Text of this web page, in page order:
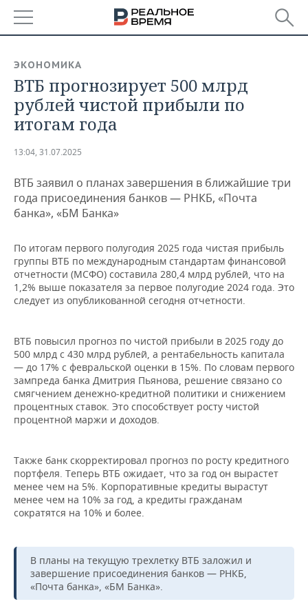
БАШКОРТОСТАН
ТАТАРСТАН
НОВОСТИ
АНАЛИТИКА
ДЕКЛАРАЦИИ О ДОХОДАХ
КОРОЛИ ГОСЗАКАЗА ПФО
КОМУ ПРИНАДЛЕЖАТ
ТОРГОВЫЕ ЦЕНТРЫ
ТАТАРСТАНА
НОВОСТИ ЭКОНОМИКИ
ФИНАНСЫ
БЮДЖЕТ
ИНВЕСТИЦИИ
ПРОМЫШЛЕННОСТЬ
НОВОСТИ
ПРОМЫШЛЕННОСТИ
АГРОПРОМ
МАШИНОСТРОЕНИЕ
НЕФТЬ
ОПК
ЭНЕРГЕТИКА
НЕДВИЖИМОСТЬ
НОВОСТИ АВТО
БИЗНЕС
НОВОСТИ БИЗНЕСА
РОЗНИЧНАЯ ТОРГОВЛЯ
ТРАНСПОРТ
УСЛУГИ
ТЕХНОЛОГИИ
НОВОСТИ ТЕХНОЛОГИЙ
IT
МЕДИА
ТЕЛЕКОММУНИКАЦИИ
МЕРОПРИЯТИЯ
НОВОСТИ МЕРОПРИЯТИЙ
ВЫЕЗДНАЯ РЕДАКЦИЯ
БИЗНЕС-БРАНЧИ
ONLINE-КОНФЕРЕНЦИИ
ОТКРЫТАЯ ЛЕКЦИЯ
СПОРТ
НОВОСТИ СПОРТА
ФУТБОЛ
ХОККЕЙ
БАСКЕТБОЛ
КИБЕРСПОРТ
ФИГУРНОЕ КАТАНИЕ
ОБЩЕСТВО
НОВОСТИ ОБЩЕСТВА
ВЛАСТЬ
ИНФРАСТРУКТУРА
КУЛЬТУРА
МЕДИЦИНА
СЮЖЕТЫ
СПРАВОЧНИК
СПИСОК КОМПАНИЙ
ЭКОНОМИКА
ВТБ прогнозирует 500 млрд
рублей чистой прибыли по
итогам года
13:04, 31.07.2025
ВТБ заявил о планах завершения в ближайшие три
года присоединения банков — РНКБ, «Почта
банка», «БМ Банка»
По итогам первого полугодия 2025 года чистая прибыль
группы ВТБ по международным стандартам финансовой
отчетности (МСФО) составила 280,4 млрд рублей, что на
1,2% выше показателя за первое полугодие 2024 года. Это
следует из опубликованной сегодня отчетности.
ВТБ повысил прогноз по чистой прибыли в 2025 году до
500 млрд с 430 млрд рублей, а рентабельность капитала
— до 17% с февральской оценки в 15%. По словам первого
зампреда банка Дмитрия Пьянова, решение связано со
смягчением денежно-кредитной политики и снижением
процентных ставок. Это способствует росту чистой
процентной маржи и доходов.
Также банк скорректировал прогноз по росту кредитного
портфеля. Теперь ВТБ ожидает, что за год он вырастет
менее чем на 5%. Корпоративные кредиты вырастут
менее чем на 10% за год, а кредиты гражданам
сократятся на 10% и более.
В планы на текущую трехлетку ВТБ заложил и
завершение присоединения банков — РНКБ,
«Почта банка», «БМ Банка».